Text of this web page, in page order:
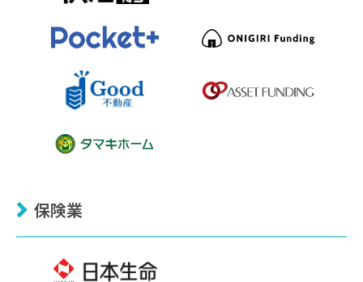
保険業